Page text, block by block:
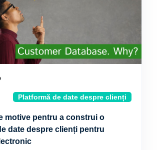
Platformă de date despre clienți
motive pentru a construi o
date despre clienți pentru